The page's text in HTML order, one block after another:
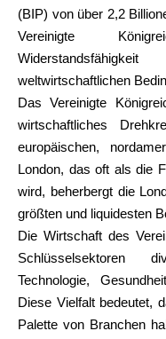
(BIP) von über 2,2
Vereinigte
weltwirtschaftlichen
Das Vereinigte
wirtschaftliches
europäischen,
London, das oft als die
wird, beherbergt die
größten und liquidesten
Die Wirtschaft des
Schlüsselsektoren
Technologie,
Diese Vielfalt bedeutet,
Palette von Branchen